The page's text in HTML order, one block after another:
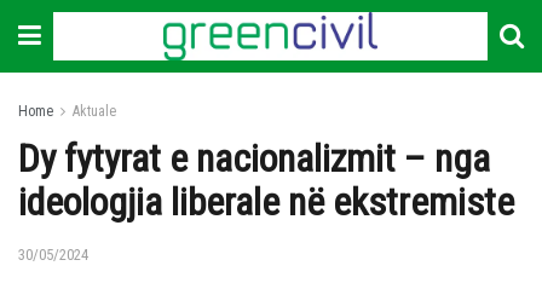
Home Aktuale
Dy fytyrat e nacionalizmit – nga
ideologjia liberale në ekstremiste
30/05/2024